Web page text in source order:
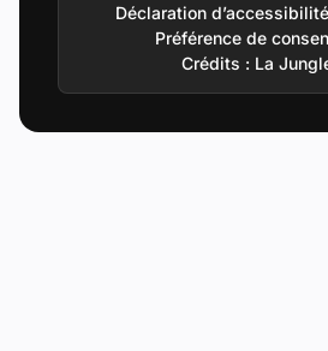
Déclaration d’accessibilité
Préférence de
Crédits : La